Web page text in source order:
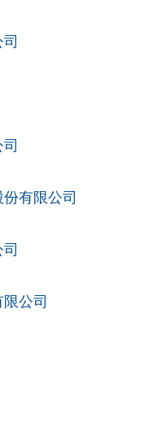
有限公司
公司